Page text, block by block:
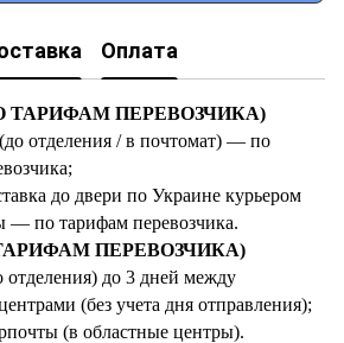
Оплата
ТАРИФАМ ПЕРЕВОЗЧИКА)
отделения / в почтомат) — по
до двери по Украине курьером
по тарифам перевозчика.
ТАРИФАМ ПЕРЕВОЗЧИКА)
отделения) до 3 дней между
(без учета дня отправления);
(в областные центры).